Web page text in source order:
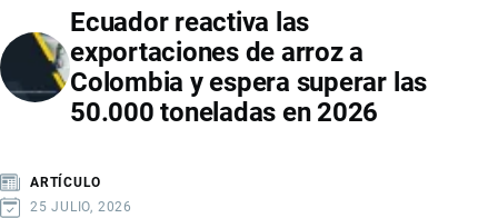
CANADÁ
IMPULSARÁ
LAS
EXPORTACIONES
LIBRE
Ecuador reactiva las
exportaciones de arroz a
Colombia y espera superar las
50.000 toneladas en 2026
ARTÍCULO
25 JULIO, 2026